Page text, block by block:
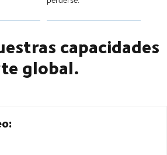
capacidades
global.